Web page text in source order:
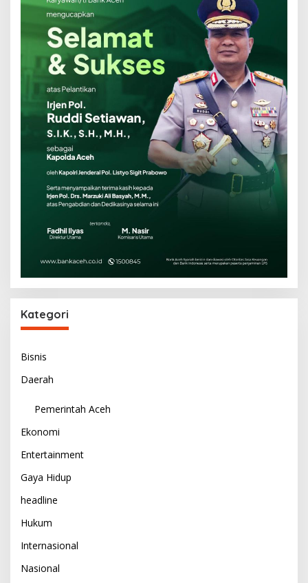
Kategori
Bisnis
Daerah
Pemerintah Aceh
Ekonomi
Entertainment
Gaya Hidup
headline
Hukum
Internasional
Nasional